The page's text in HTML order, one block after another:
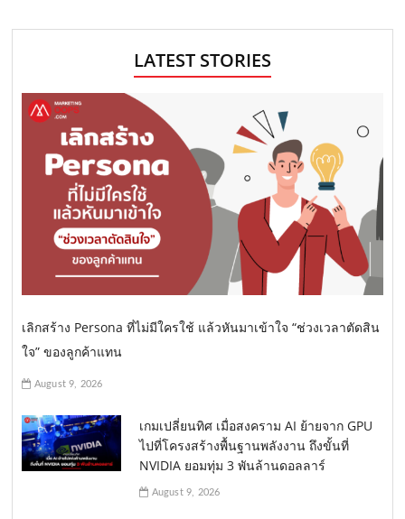
LATEST STORIES
เลิกสร้าง Persona ที่ไม่มีใครใช้ แล้วหันมาเข้าใจ “ช่วงเวลาตัดสิน
ใจ” ของลูกค้าแทน
August 9, 2026
เกมเปลี่ยนทิศ เมื่อสงคราม AI ย้ายจาก GPU
ไปที่โครงสร้างพื้นฐานพลังงาน ถึงขั้นที่
NVIDIA ยอมทุ่ม 3 พันล้านดอลลาร์
August 9, 2026